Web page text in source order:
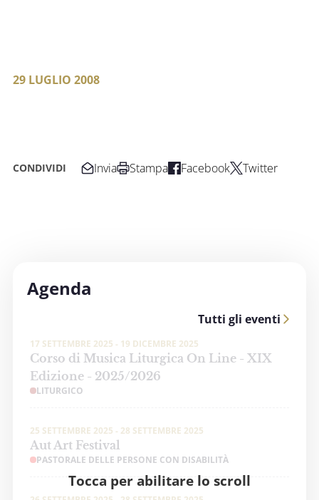
29 LUGLIO 2008
CONDIVIDI Invia Stampa Facebook Twitter
Agenda
Tutti gli eventi
Tocca per abilitare lo scroll
17 SETTEMBRE 2025 - 19 DICEMBRE 2025
Corso di Musica Liturgica On Line - XIX
Edizione - 2025/2026
LITURGICO
25 SETTEMBRE 2025 - 28 SETTEMBRE 2025
Aut Art Festival
PASTORALE DELLE PERSONE CON DISABILITÀ